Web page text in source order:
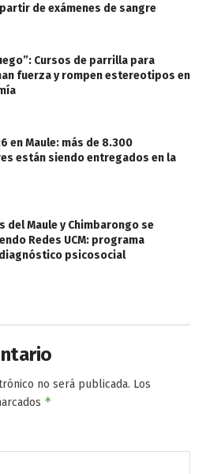
de exámenes de sangre
Cursos de parrilla para
fuerza y rompen estereotipos en
en Maule: más de 8.300
están siendo entregados en la
del Maule y Chimbarongo se
Redes UCM: programa
psicosocial
no será publicada. Los
*